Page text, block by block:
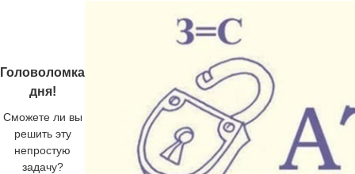
Головоломка
дня!
Сможете ли вы
решить эту
непростую
задачу?